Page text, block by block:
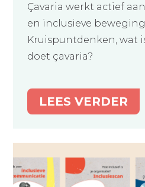
Çavaria werkt actief
en inclusieve beweging.
Kruispuntdenken, wat
doet çavaria?
LEES VERDER